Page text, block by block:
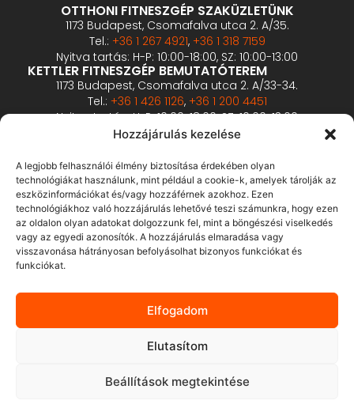
Hozzájárulás kezelése
A legjobb felhasználói élmény biztosítása érdekében olyan
technológiákat használunk, mint például a cookie-k, amelyek tárolják az
eszközinformációkat és/vagy hozzáférnek azokhoz. Ezen
technológiákhoz való hozzájárulás lehetővé teszi számunkra, hogy ezen
az oldalon olyan adatokat dolgozzunk fel, mint a böngészési viselkedés
vagy az egyedi azonosítók. A hozzájárulás elmaradása vagy
visszavonása hátrányosan befolyásolhat bizonyos funkciókat és
funkciókat.
Elfogadom
Elutasítom
Beállítások megtekintése
OTTHONI FITNESZGÉP SZAKÜZLETÜNK
1173 Budapest, Csomafalva utca 2. A/35.
Tel.: +36 1 267 4921, +36 1 318 7159
Nyitva tartás: H-P: 10:00-18:00, SZ: 10:00-13:00
KETTLER FITNESZGÉP BEMUTATÓTEREM
1173 Budapest, Csomafalva utca 2. A/33-34.
Tel.: +36 1 426 1126, +36 1 200 4451
Nyitva tartás: H-P: 10:00-18:00, SZ: 10:00-13:00
PROFESSZIONÁLIS FITNESZGÉP BEMUTATÓTEREM
2360 Gyál, Vállalkozó u. 12.
Tel.: +36 1 900 0657
Nyitva tartás: előzetes bejelentkezés alapján
ÁSZF
Adatvédelmi tájékoztató
Fizetés és szállítás
GY.I.K.